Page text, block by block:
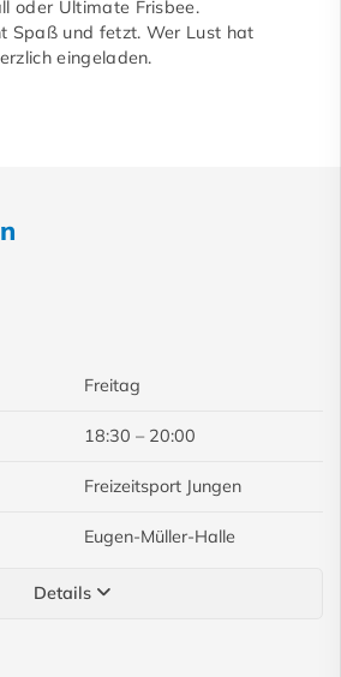
oder Ultimate Frisbee.
Spaß und fetzt. Wer Lust hat
eingeladen.
Freitag
18:30 – 20:00
Freizeitsport Jungen
Eugen-Müller-Halle
Details